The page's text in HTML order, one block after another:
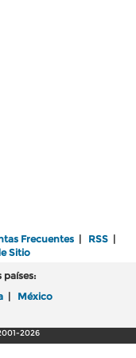
Frecuentes | RSS |
Sitio
países:
| México
2026